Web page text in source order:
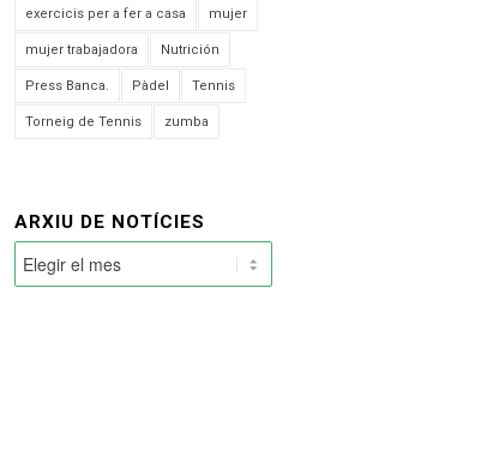
exercicis per a fer a casa mujer
mujer trabajadora Nutrición
Press Banca. Pàdel Tennis
Torneig de Tennis zumba
ARXIU DE NOTÍCIES